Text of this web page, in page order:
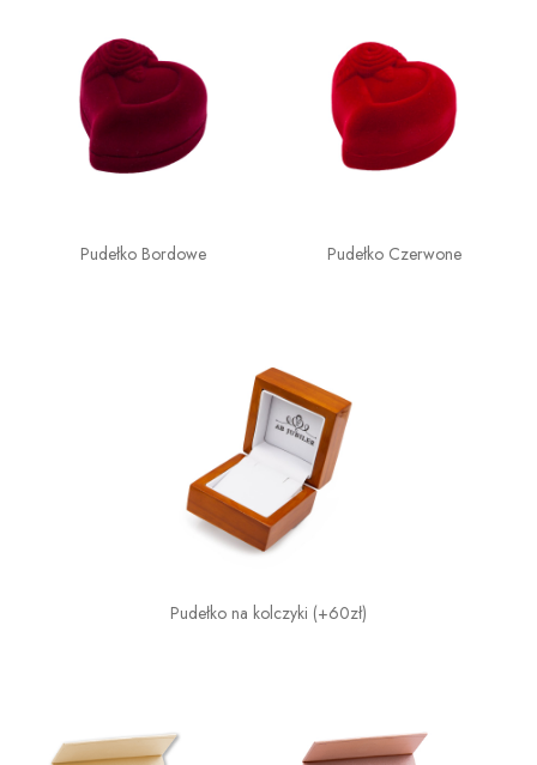
Pudełko Bordowe Pudełko Czerwone
Pudełko na kolczyki (+60zł)